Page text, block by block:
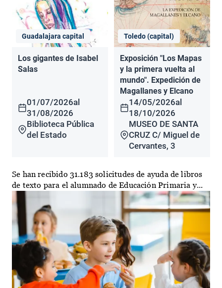
Guadalajara capital
Los gigantes de Isabel
Salas
01/07/2026al
31/08/2026
Biblioteca Pública
del Estado
Toledo (capital)
Exposición "Los Mapas
y la primera vuelta al
mundo". Expedición de
Magallanes y Elcano
14/05/2026al
18/10/2026
MUSEO DE SANTA
CRUZ C/ Miguel de
Cervantes, 3
Se han recibido 31.183 solicitudes de ayuda de libros
de texto para el alumnado de Educación Primaria y...